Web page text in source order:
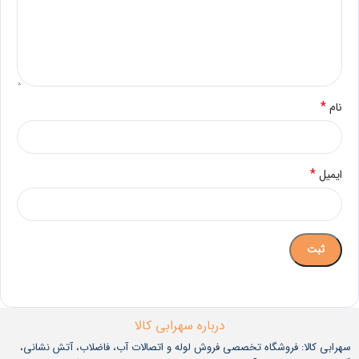
نام*
ایمیل*
درباره سهرابی کالا
سهرابی کالا: فروشگاه تخصصی فروش لوله و اتصالات آب، فاضلاب، آتش نشانی،